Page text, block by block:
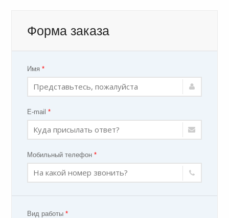
Форма заказа
Имя*
E-mail*
Мобильный телефон*
Вид работы*